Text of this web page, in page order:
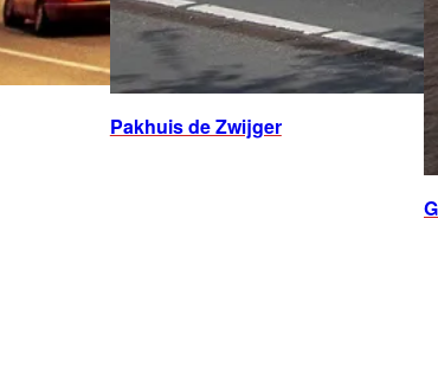
Pakhuis de Zwijger